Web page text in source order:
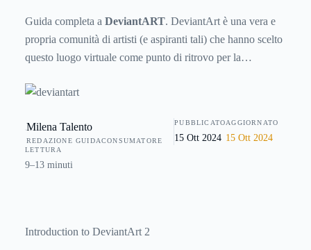
Guida completa a DeviantART. DeviantArt è una vera e
propria comunità di artisti (e aspiranti tali) che hanno scelto
questo luogo virtuale come punto di ritrovo per la
discussione che riguardi l'arte in ogni suo aspetto. Continua
Milena Talento
REDAZIONE GUIDACONSUMATORE
PUBBLICATO
15 Ott 2024
AGGIORNATO
15 Ott 2024
LETTURA
9–13 minuti
Introduction to DeviantArt 2